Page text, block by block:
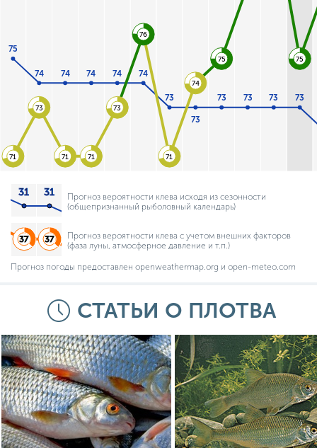
75
74 74 74 74 74
73
73
73 73 73 73
71
73
71 71
73
76
71
74
75 75
Прогноз вероятности клева исходя из сезонности
(общепризнанный рыболовный календарь)
Прогноз вероятности клева с учетом внешних факторов
(фаза луны, атмосферное давление и т.п.)
Прогноз погоды предоставлен openweathermap.org и open-meteo.com
СТАТЬИ О ПЛОТВА